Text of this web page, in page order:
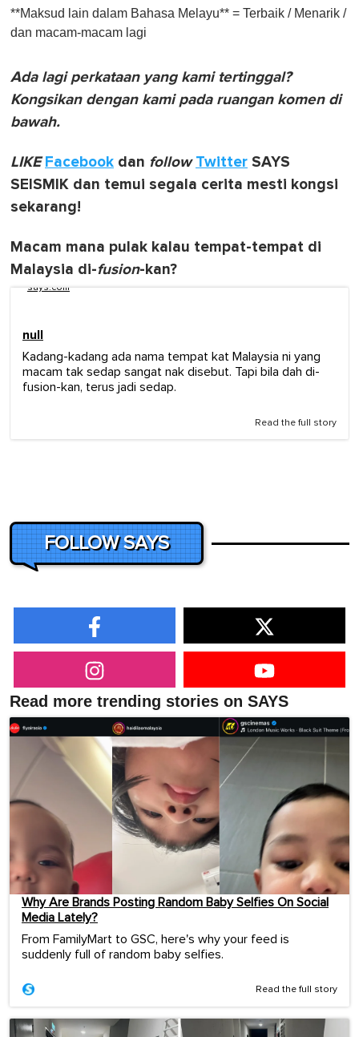
**Maksud lain dalam Bahasa Melayu** = Terbaik / Menarik /
dan macam-macam lagi
Ada lagi perkataan yang kami tertinggal?
Kongsikan dengan kami pada ruangan komen di
bawah.
LIKE Facebook dan follow Twitter SAYS
SEISMIK dan temui segala cerita mesti kongsi
sekarang!
Macam mana pulak kalau tempat-tempat di
Malaysia di-fusion-kan?
says.com
null
Kadang-kadang ada nama tempat kat Malaysia ni yang
macam tak sedap sangat nak disebut. Tapi bila dah di-
fusion-kan, terus jadi sedap.
Read the full story
FOLLOW SAYS
Read more trending stories on SAYS
Why Are Brands Posting Random Baby Selfies On Social
Media Lately?
From FamilyMart to GSC, here's why your feed is
suddenly full of random baby selfies.
Read the full story